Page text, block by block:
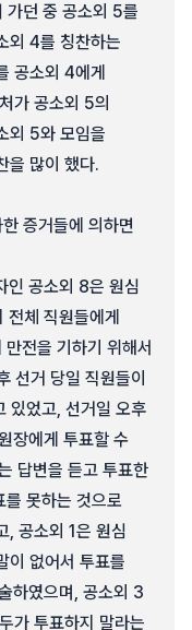
가던 중 공소외 5를
외 4를 칭찬하는
공소외 4에게
가 공소외 5의
외 5와 모임을
을 많이 했다.
증거들에 의하면
공소외 8은 원심
체 직원들에게
전을 기하기 위해서
선거 당일 직원들이
있었고, 선거일 오후
장에게 투표할 수
답변을 듣고 투표한
를 못하는 것으로
, 공소외 1은 원심
이 없어서 투표를
하였으며, 공소외 3
가 투표하지 말라는